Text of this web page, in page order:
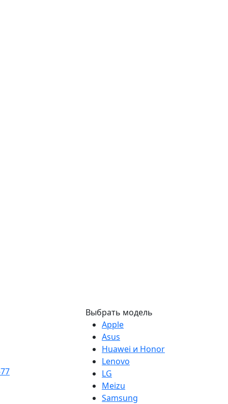
Выбрать модель
Apple
Asus
Huawei и Honor
Lenovo
LG
Meizu
Samsung